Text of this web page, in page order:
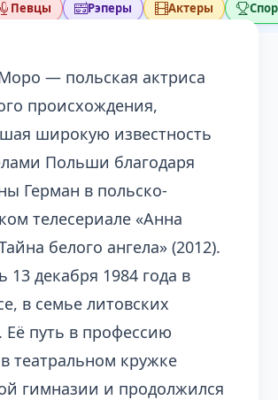
Певцы Рэперы Актеры
— польская актриса
происхождения,
широкую известность
Польши благодаря
Герман в польско-
телесериале «Анна
белого ангела» (2012).
13 декабря 1984 года в
в семье литовских
Её путь в профессию
театральном кружке
гимназии и продолжился